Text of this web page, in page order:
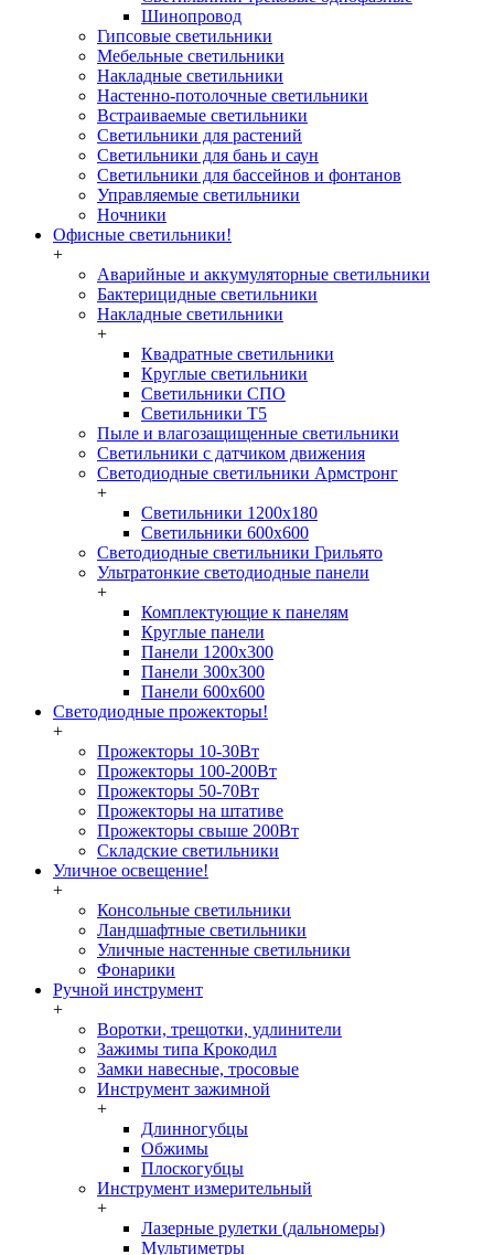
Шинопровод
Гипсовые светильники
Мебельные светильники
Накладные светильники
Настенно-потолочные светильники
Встраиваемые светильники
Светильники для растений
Светильники для бань и саун
Светильники для бассейнов и фонтанов
Управляемые светильники
Ночники
Офисные светильники!
+
Аварийные и аккумуляторные светильники
Бактерицидные светильники
Накладные светильники
+
Квадратные светильники
Круглые светильники
Светильники СПО
Светильники Т5
Пыле и влагозащищенные светильники
Светильники с датчиком движения
Светодиодные светильники Армстронг
+
Светильники 1200х180
Светильники 600х600
Светодиодные светильники Грильято
Ультратонкие светодиодные панели
+
Комплектующие к панелям
Круглые панели
Панели 1200х300
Панели 300х300
Панели 600х600
Светодиодные прожекторы!
+
Прожекторы 10-30Вт
Прожекторы 100-200Вт
Прожекторы 50-70Вт
Прожекторы на штативе
Прожекторы свыше 200Вт
Складские светильники
Уличное освещение!
+
Консольные светильники
Ландшафтные светильники
Уличные настенные светильники
Фонарики
Ручной инструмент
+
Воротки, трещотки, удлинители
Зажимы типа Крокодил
Замки навесные, тросовые
Инструмент зажимной
+
Длинногубцы
Обжимы
Плоскогубцы
Инструмент измерительный
+
Лазерные рулетки (дальномеры)
Мультиметры